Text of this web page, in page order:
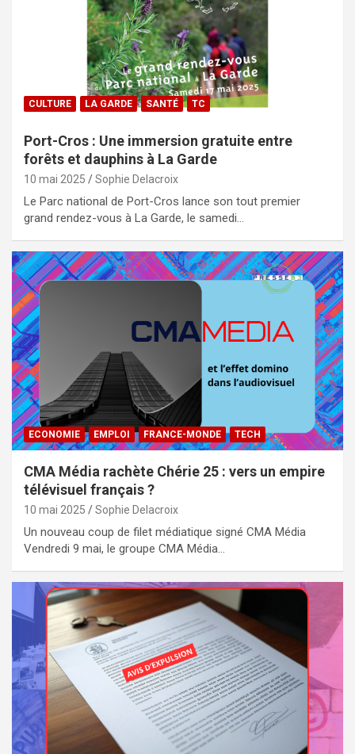
CULTURE LA GARDE SANTÉ TC
Port-Cros : Une immersion gratuite entre
forêts et dauphins à La Garde
10 mai 2025 Sophie Delacroix
Le Parc national de Port-Cros lance son tout premier
grand rendez-vous à La Garde, le samedi…
ECONOMIE EMPLOI FRANCE-MONDE TECH
CMA Média rachète Chérie 25 : vers un empire
télévisuel français ?
10 mai 2025 Sophie Delacroix
Un nouveau coup de filet médiatique signé CMA Média
Vendredi 9 mai, le groupe CMA Média…